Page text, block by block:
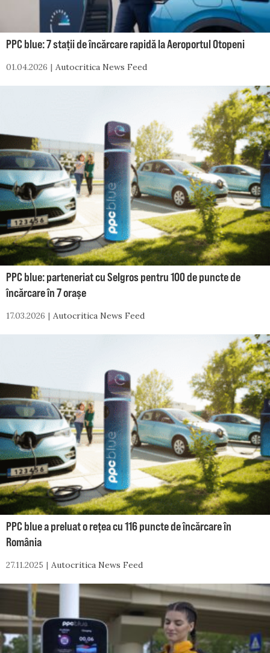
PPC blue: 7 stații de încărcare rapidă la Aeroportul Otopeni
01.04.2026 Autocritica News Feed
PPC blue: parteneriat cu Selgros pentru 100 de puncte de
încărcare în 7 orașe
17.03.2026 Autocritica News Feed
PPC blue a preluat o rețea cu 116 puncte de încărcare în
România
27.11.2025 Autocritica News Feed